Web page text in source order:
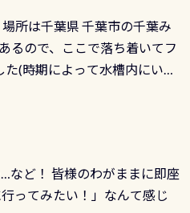
を数百メートルドリフトす
の見どころがこの特別天然
が少なくかなり貴重な生物で
読む
用カードが発行されるもの
込みの方は対象外となりま
ビングは、始めた「年」も
返ると大切な思い出になり
60名様、年間720名様に
当たることも！ PADIデジタ
所は千葉県 千葉市の千葉み
ので、ここで落ち着いてフ
(時期によって水槽内にいる
スキンダイビングでも参加
で、普通に中性浮力の練習
など！ 皆様のわがままに即座
ってみたい！」なんて感じ